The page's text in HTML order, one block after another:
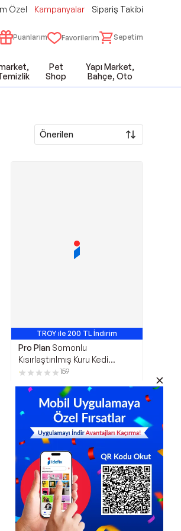
Özel Kampanyalar Sipariş Takibi
Puanlarım Favorilerim Sepetim
Pet
Shop
Yapı Market,
Bahçe, Oto
Önerilen
TROY ile 200 TL İndirim
En Çok Satan 9. Ürün
Pro Plan Somonlu
Kısırlaştırılmış Kuru Kedi
Maması 10+2 kg
159
5.599,00TL
Sepette4.927,12TL